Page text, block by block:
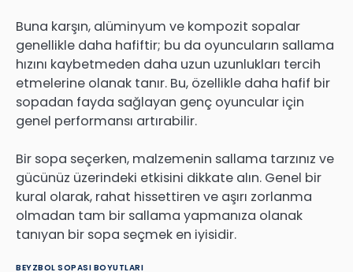
Buna karşın, alüminyum ve kompozit sopalar
genellikle daha hafiftir; bu da oyuncuların sallama
hızını kaybetmeden daha uzun uzunlukları tercih
etmelerine olanak tanır. Bu, özellikle daha hafif bir
sopadan fayda sağlayan genç oyuncular için
genel performansı artırabilir.
Bir sopa seçerken, malzemenin sallama tarzınız ve
gücünüz üzerindeki etkisini dikkate alın. Genel bir
kural olarak, rahat hissettiren ve aşırı zorlanma
olmadan tam bir sallama yapmanıza olanak
tanıyan bir sopa seçmek en iyisidir.
BEYZBOL SOPASI BOYUTLARI